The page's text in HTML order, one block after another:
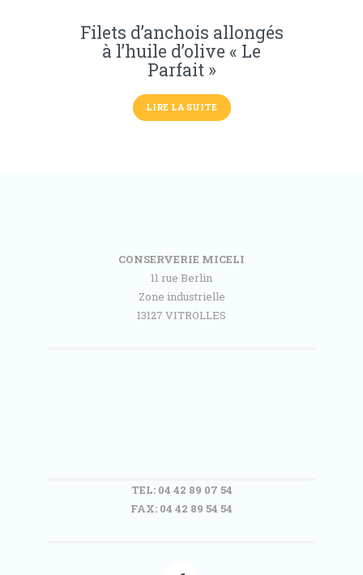
Filets d’anchois allongés
à l’huile d’olive « Le
Parfait »
LIRE LA SUITE
CONSERVERIE MICELI
11 rue Berlin
Zone industrielle
13127 VITROLLES
TEL: 04 42 89 07 54
FAX: 04 42 89 54 54